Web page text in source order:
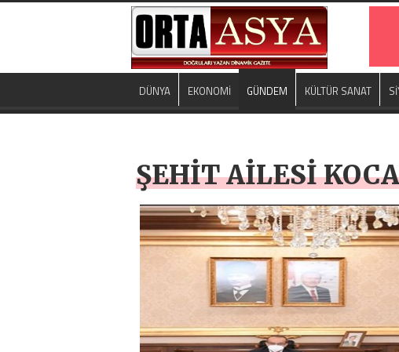
DÜNYA EKONOMİ GÜNDEM KÜLTÜR SANAT
ŞEHİT AİLESİ